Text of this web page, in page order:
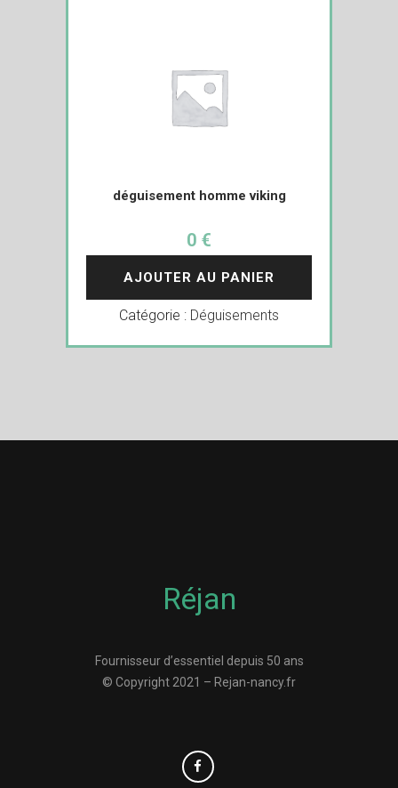
déguisement homme viking
0 €
AJOUTER AU PANIER
Catégorie : Déguisements
Réjan
Fournisseur d’essentiel depuis 50 ans
© Copyright 2021 – Rejan-nancy.fr